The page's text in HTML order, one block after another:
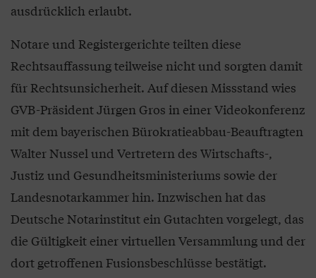
ausdrücklich erlaubt.
Notare und Registergerichte teilten diese
Rechtsauffassung teilweise nicht und sorgten damit
für Rechtsunsicherheit. Auf diesen Missstand wies
GVB-Präsident Jürgen Gros in einer Videokonferenz
mit dem bayerischen Bürokratieabbau-Beauftragten
Walter Nussel und Vertretern des Wirtschafts-,
Justiz und Gesundheitsministeriums sowie der
Landesnotarkammer hin. Inzwischen hat das
Deutsche Notarinstitut ein Gutachten vorgelegt, das
die Gültigkeit einer virtuellen Versammlung und der
dort getroffenen Fusionsbeschlüsse bestätigt.